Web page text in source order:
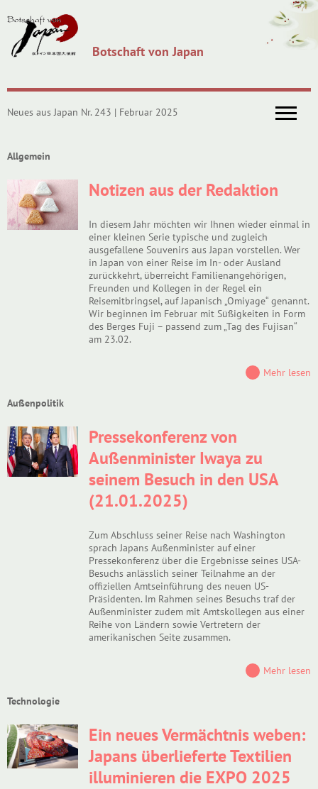
Botschaft von Japan
Neues aus Japan Nr. 243 | Februar 2025
Allgemein
Notizen aus der Redaktion
In diesem Jahr möchten wir Ihnen wieder einmal in
einer kleinen Serie typische und zugleich
ausgefallene Souvenirs aus Japan vorstellen. Wer
in Japan von einer Reise im In- oder Ausland
zurückkehrt, überreicht Familienangehörigen,
Freunden und Kollegen in der Regel ein
Reisemitbringsel, auf Japanisch „Omiyage“ genannt.
Wir beginnen im Februar mit Süßigkeiten in Form
des Berges Fuji – passend zum „Tag des Fujisan“
am 23.02.
Mehr lesen
Außenpolitik
Pressekonferenz von
Außenminister Iwaya zu
seinem Besuch in den USA
(21.01.2025)
Zum Abschluss seiner Reise nach Washington
sprach Japans Außenminister auf einer
Pressekonferenz über die Ergebnisse seines USA-
Besuchs anlässlich seiner Teilnahme an der
offiziellen Amtseinführung des neuen US-
Präsidenten. Im Rahmen seines Besuchs traf der
Außenminister zudem mit Amtskollegen aus einer
Reihe von Ländern sowie Vertretern der
amerikanischen Seite zusammen.
Mehr lesen
Technologie
Ein neues Vermächtnis weben:
Japans überlieferte Textilien
illuminieren die EXPO 2025